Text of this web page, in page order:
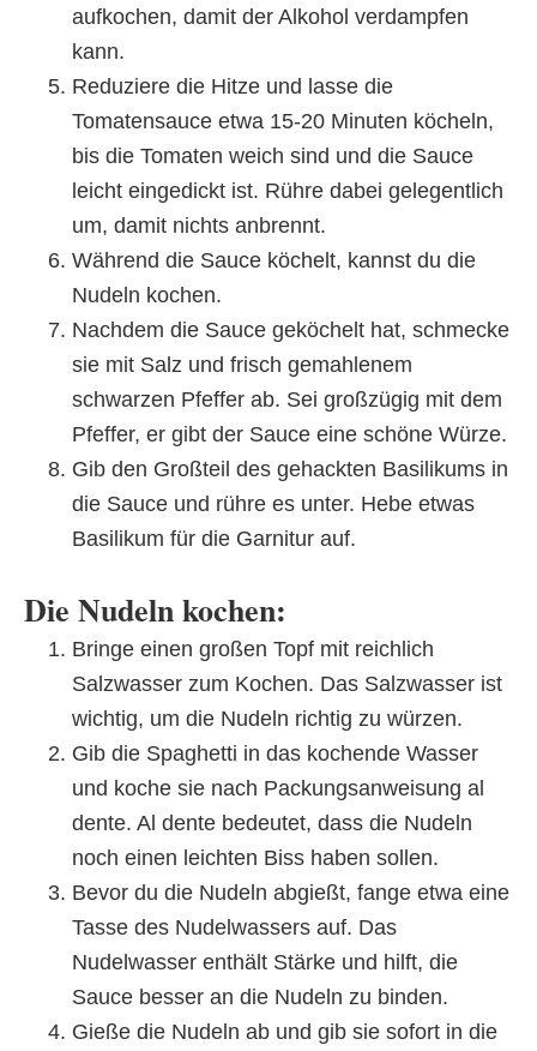
aufkochen, damit der Alkohol verdampfen
kann.
Reduziere die Hitze und lasse die
Tomatensauce etwa 15-20 Minuten köcheln,
bis die Tomaten weich sind und die Sauce
leicht eingedickt ist. Rühre dabei gelegentlich
um, damit nichts anbrennt.
Während die Sauce köchelt, kannst du die
Nudeln kochen.
Nachdem die Sauce geköchelt hat, schmecke
sie mit Salz und frisch gemahlenem
schwarzen Pfeffer ab. Sei großzügig mit dem
Pfeffer, er gibt der Sauce eine schöne Würze.
Gib den Großteil des gehackten Basilikums in
die Sauce und rühre es unter. Hebe etwas
Basilikum für die Garnitur auf.
Die Nudeln kochen:
Bringe einen großen Topf mit reichlich
Salzwasser zum Kochen. Das Salzwasser ist
wichtig, um die Nudeln richtig zu würzen.
Gib die Spaghetti in das kochende Wasser
und koche sie nach Packungsanweisung al
dente. Al dente bedeutet, dass die Nudeln
noch einen leichten Biss haben sollen.
Bevor du die Nudeln abgießt, fange etwa eine
Tasse des Nudelwassers auf. Das
Nudelwasser enthält Stärke und hilft, die
Sauce besser an die Nudeln zu binden.
Gieße die Nudeln ab und gib sie sofort in die